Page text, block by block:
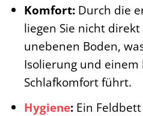
Komfort:Durch die
liegen Sie nicht
unebenen Boden,
Isolierung und einem
Schlafkomfort führt.
Hygiene:Ein Feldbett